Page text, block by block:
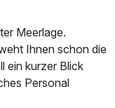
Meerlage.
Ihnen schon die
ein kurzer Blick
Personal